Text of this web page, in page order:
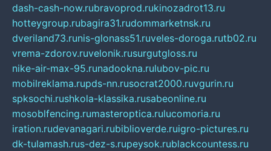
dash-cash-now.rubravoprod.rukinozadrot13.ru
hotteygroup.rubagira31.rudommarketnsk.ru
dveriland73.runis-glonass51.ruveles-doroga.rutb02.ru
vrema-zdorov.ruvelonik.rusurgutgloss.ru
nike-air-max-95.runadookna.rulubov-pic.ru
mobilreklama.rupds-nn.rusocrat2000.ruvgurin.ru
spksochi.rushkola-klassika.rusabeonline.ru
mosoblfencing.rumasteroptica.rulucomoria.ru
iration.rudevanagari.rubiblioverde.ruigro-pictures.ru
dk-tulamash.rus-dez-s.rupeysok.rublackcountess.ru